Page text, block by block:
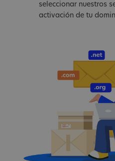
seleccionar nuestros
activación de tu